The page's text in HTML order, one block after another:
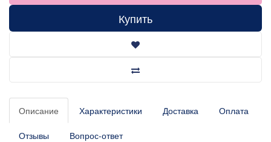
Купить
Описание Характеристики Доставка Оплата
Отзывы Вопрос-ответ